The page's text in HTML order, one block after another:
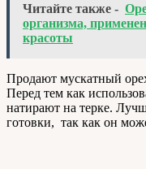
Читайте также -
организма,
красоты
Продают мускатный
Перед тем как
натирают на терке.
готовки, так как он